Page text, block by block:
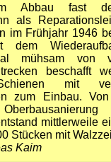
Abbau fast
als
im Frühjahr 1946
dem
mühsam von
beschafft
mit
zum Einbau.
mittlerweile
Stücken mit
Kaim